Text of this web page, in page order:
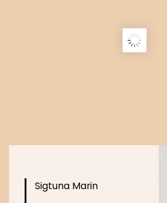
Sigtuna Marin